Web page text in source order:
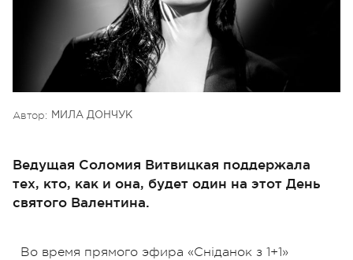
Автор: МИЛА ДОНЧУК
Ведущая Соломия Витвицкая поддержала
тех, кто, как и она, будет один на этот День
святого Валентина.
Во время прямого эфира «Сніданок з 1+1»